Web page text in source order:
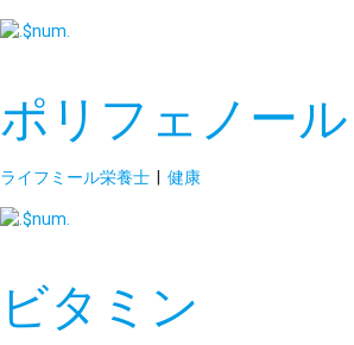
ポリフェノール
ライフミール栄養士 | 健康
ビタミン